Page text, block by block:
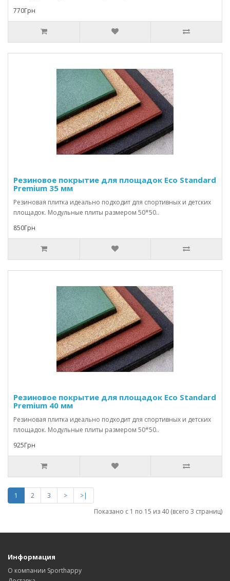
770Грн
Резиновое покрытие для площадок Eco Standard
Premium 35 мм
Резиновая плитка идеально подходит для спортивных и детских
площадок. Модульные плиты размером 50*50..
850Грн
Резиновое покрытие для площадок Eco Standard
Premium 40 мм
Резиновая плитка идеально подходит для спортивных и детских
площадок. Модульные плиты размером 50*50..
925Грн
1 2 3 >
>|
Показано с 1 по 15 из 40 (всего 3 страниц)
Информация
О компании Sporthappy